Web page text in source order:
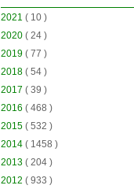
2021 ( 10 )
2020 ( 24 )
2019 ( 77 )
2018 ( 54 )
2017 ( 39 )
2016 ( 468 )
2015 ( 532 )
2014 ( 1458 )
2013 ( 204 )
2012 ( 933 )